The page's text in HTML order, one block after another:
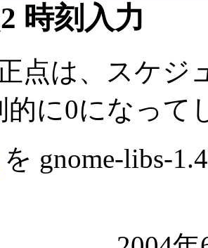
時刻入力
点は、スケジ
的に0になって
を gnome-libs-